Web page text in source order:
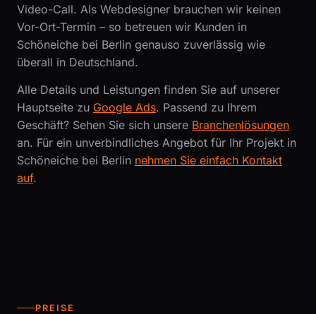
Video-Call. Als Webdesigner brauchen wir keinen
Vor-Ort-Termin – so betreuen wir Kunden in
Schöneiche bei Berlin genauso zuverlässig wie
überall in Deutschland.
Alle Details und Leistungen finden Sie auf unserer
Hauptseite zu Google Ads. Passend zu Ihrem
Geschäft? Sehen Sie sich unsere Branchenlösungen
an. Für ein unverbindliches Angebot für Ihr Projekt in
Schöneiche bei Berlin nehmen Sie einfach Kontakt
auf.
PREISE